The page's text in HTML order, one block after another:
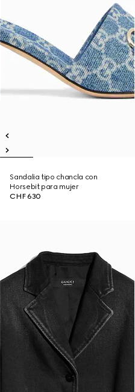
Sandalia tipo chancla con
Horsebit para mujer
CHF 630